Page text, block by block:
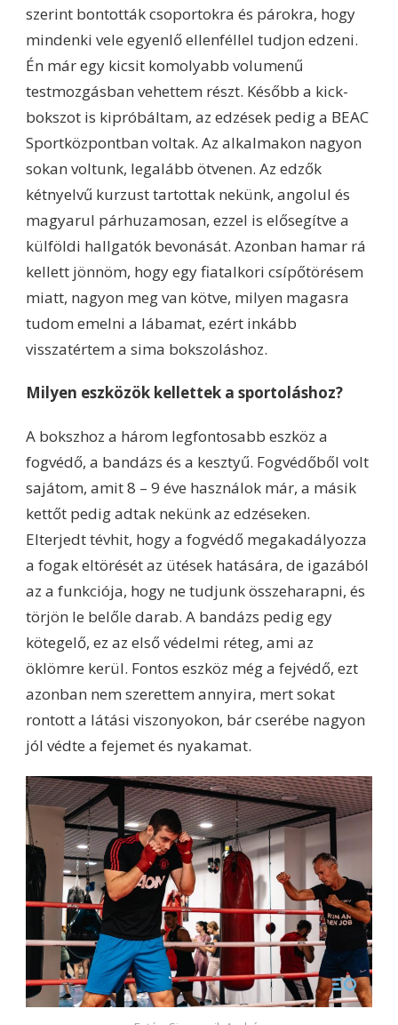
szerint bontották csoportokra és párokra, hogy
mindenki vele egyenlő ellenféllel tudjon edzeni.
Én már egy kicsit komolyabb volumenű
testmozgásban vehettem részt. Később a kick-
bokszot is kipróbáltam, az edzések pedig a BEAC
Sportközpontban voltak. Az alkalmakon nagyon
sokan voltunk, legalább ötvenen. Az edzők
kétnyelvű kurzust tartottak nekünk, angolul és
magyarul párhuzamosan, ezzel is elősegítve a
külföldi hallgatók bevonását. Azonban hamar rá
kellett jönnöm, hogy egy fiatalkori csípőtörésem
miatt, nagyon meg van kötve, milyen magasra
tudom emelni a lábamat, ezért inkább
visszatértem a sima bokszoláshoz.
Milyen eszközök kellettek a sportoláshoz?
A bokszhoz a három legfontosabb eszköz a
fogvédő, a bandázs és a kesztyű. Fogvédőből volt
sajátom, amit 8 – 9 éve használok már, a másik
kettőt pedig adtak nekünk az edzéseken.
Elterjedt tévhit, hogy a fogvédő megakadályozza
a fogak eltörését az ütések hatására, de igazából
az a funkciója, hogy ne tudjunk összeharapni, és
törjön le belőle darab. A bandázs pedig egy
kötegelő, ez az első védelmi réteg, ami az
öklömre kerül. Fontos eszköz még a fejvédő, ezt
azonban nem szerettem annyira, mert sokat
rontott a látási viszonyokon, bár cserébe nagyon
jól védte a fejemet és nyakamat.